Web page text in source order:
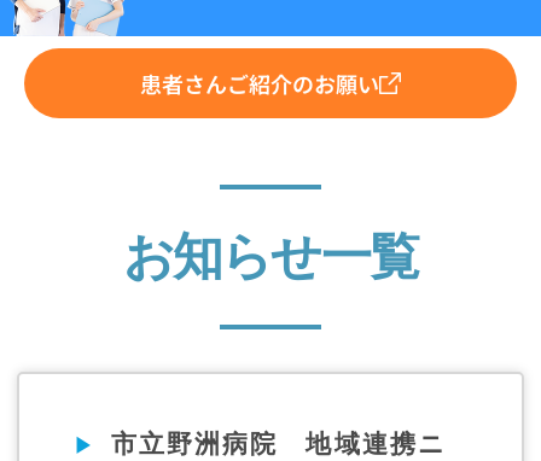
患者さんご紹介のお願い
お知らせ一覧
市立野洲病院 地域連携ニ